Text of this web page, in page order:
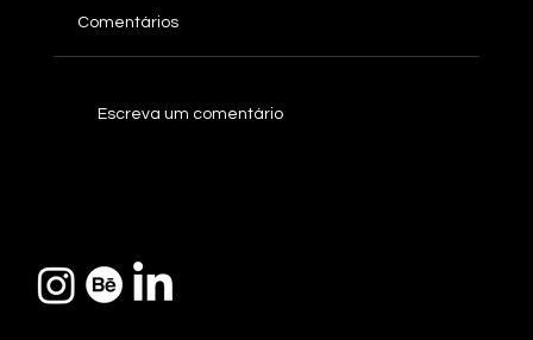
Comentários
Escreva um comentário